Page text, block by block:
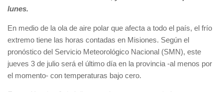
lunes.
En medio de la ola de aire polar que afecta a todo el país, el frío
extremo tiene las horas contadas en Misiones. Según el
pronóstico del Servicio Meteorológico Nacional (SMN), este
jueves 3 de julio será el último día en la provincia -al menos por
el momento- con temperaturas bajo cero.